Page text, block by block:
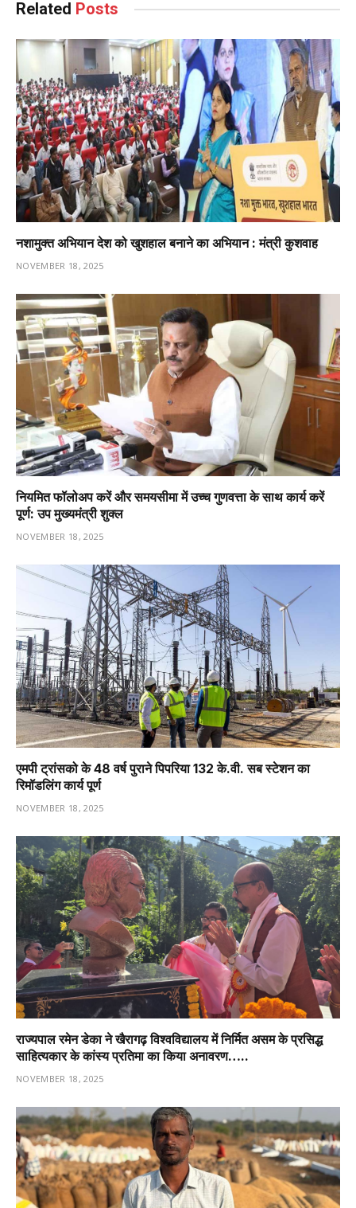
Related Posts
नशामुक्त अभियान देश को खुशहाल बनाने का अभियान : मंत्री कुशवाह
NOVEMBER 18, 2025
नियमित फॉलोअप करें और समयसीमा में उच्च गुणवत्ता के साथ कार्य करें
पूर्ण: उप मुख्यमंत्री शुक्ल
NOVEMBER 18, 2025
एमपी ट्रांसको के 48 वर्ष पुराने पिपरिया 132 के.वी. सब स्टेशन का
रिमॉडलिंग कार्य पूर्ण
NOVEMBER 18, 2025
राज्यपाल रमेन डेका ने खैरागढ़ विश्वविद्यालय में निर्मित असम के प्रसिद्ध
साहित्यकार के कांस्य प्रतिमा का किया अनावरण…..
NOVEMBER 18, 2025